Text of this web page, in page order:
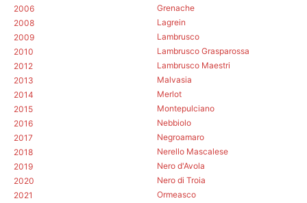
2006
2008
2009
2010
2012
2013
2014
2015
2016
2017
2018
2019
2020
2021
Grenache
Lagrein
Lambrusco
Lambrusco Grasparossa
Lambrusco Maestri
Malvasia
Merlot
Montepulciano
Nebbiolo
Negroamaro
Nerello Mascalese
Nero d'Avola
Nero di Troia
Ormeasco